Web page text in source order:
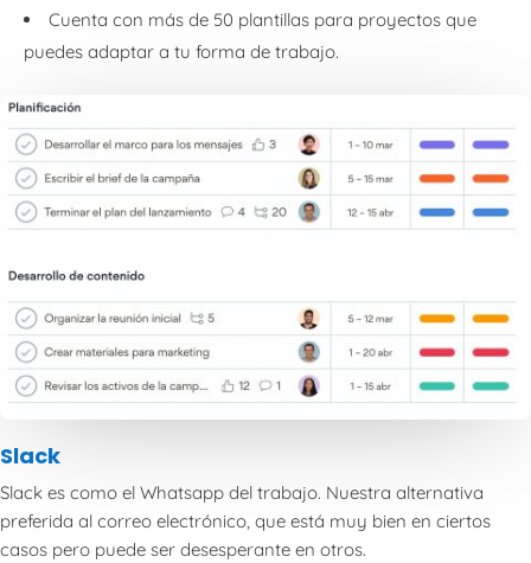
Cuenta con más de 50 plantillas para proyectos que
puedes adaptar a tu forma de trabajo.
Slack
Slack es como el Whatsapp del trabajo. Nuestra alternativa
preferida al correo electrónico, que está muy bien en ciertos
casos pero puede ser desesperante en otros.